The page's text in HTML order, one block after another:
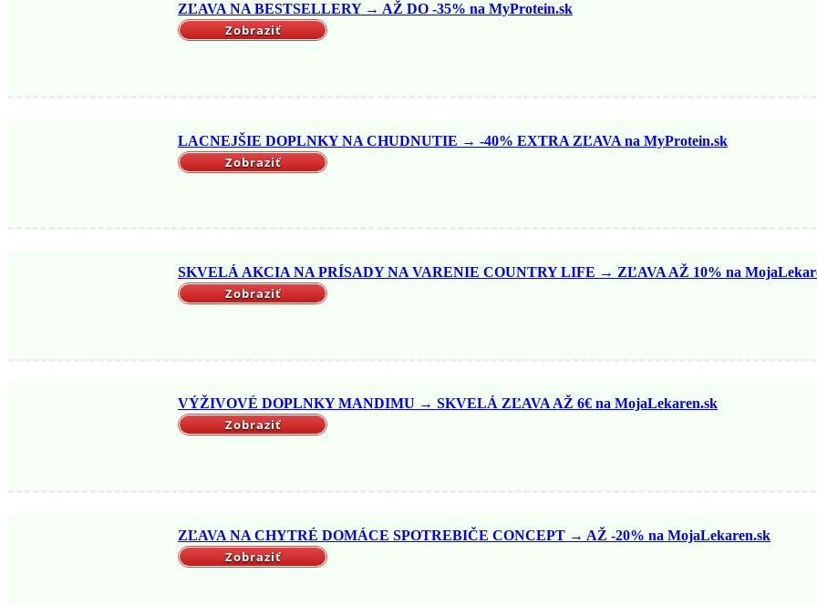
ZĽAVA NA BESTSELLERY → AŽ DO -35% na MyProtein.sk
Zobraziť
LACNEJŠIE DOPLNKY NA CHUDNUTIE → -40% EXTRA ZĽAVA na MyProtein.sk
Zobraziť
SKVELÁ AKCIA NA PRÍSADY NA VARENIE COUNTRY LIFE → ZĽAVA AŽ 10% na
Zobraziť
VÝŽIVOVÉ DOPLNKY MANDIMU → SKVELÁ ZĽAVA AŽ 6€ na MojaLekaren.sk
Zobraziť
ZĽAVA NA CHYTRÉ DOMÁCE SPOTREBIČE CONCEPT → AŽ -20% na MojaLekaren.sk
Zobraziť